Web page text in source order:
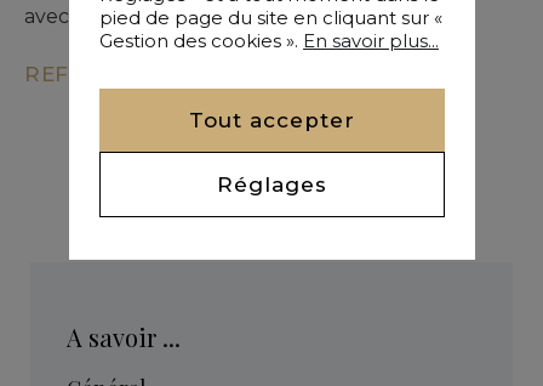
avec excellent potentiel d’aménagement.
REF. KM9-3216
A savoir ...
pied de page du site en cliquant sur «
Gestion des cookies ». En savoir plus...
Tout accepter
Réglages